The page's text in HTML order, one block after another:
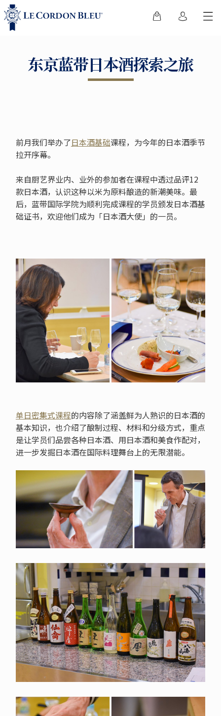
东京蓝带日本酒探索之旅
前月我们举办了日本酒基础课程，为今年的日本酒季节
拉开序幕。
来自厨艺界业内、业外的参加者在课程中透过品评12
款日本酒，认识这种以米为原料酿造的新潮美味。最
后，蓝带国际学院为顺利完成课程的学员颁发日本酒基
础证书，欢迎他们成为「日本酒大使」的一员。
单日密集式课程的内容除了涵盖鲜为人熟识的日本酒的
基本知识，也介绍了酿制过程、材料和分级方式，重点
是让学员们品尝各种日本酒、用日本酒和美食作配对，
进一步发掘日本酒在国际料理舞台上的无限潜能。